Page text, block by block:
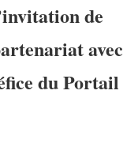
de
avec
du Portail